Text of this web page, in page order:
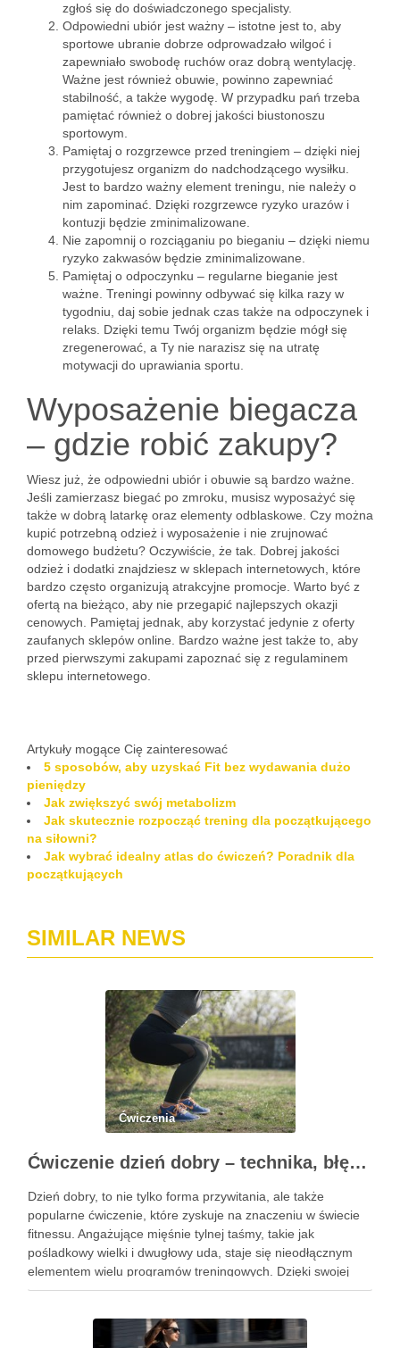
zgłoś się do doświadczonego specjalisty.
Odpowiedni ubiór jest ważny – istotne jest to, aby
sportowe ubranie dobrze odprowadzało wilgoć i
zapewniało swobodę ruchów oraz dobrą wentylację.
Ważne jest również obuwie, powinno zapewniać
stabilność, a także wygodę. W przypadku pań trzeba
pamiętać również o dobrej jakości biustonoszu
sportowym.
Pamiętaj o rozgrzewce przed treningiem – dzięki niej
przygotujesz organizm do nadchodzącego wysiłku.
Jest to bardzo ważny element treningu, nie należy o
nim zapominać. Dzięki rozgrzewce ryzyko urazów i
kontuzji będzie zminimalizowane.
Nie zapomnij o rozciąganiu po bieganiu – dzięki niemu
ryzyko zakwasów będzie zminimalizowane.
Pamiętaj o odpoczynku – regularne bieganie jest
ważne. Treningi powinny odbywać się kilka razy w
tygodniu, daj sobie jednak czas także na odpoczynek i
relaks. Dzięki temu Twój organizm będzie mógł się
zregenerować, a Ty nie narazisz się na utratę
motywacji do uprawiania sportu.
Wyposażenie biegacza
– gdzie robić zakupy?
Wiesz już, że odpowiedni ubiór i obuwie są bardzo ważne.
Jeśli zamierzasz biegać po zmroku, musisz wyposażyć się
także w dobrą latarkę oraz elementy odblaskowe. Czy można
kupić potrzebną odzież i wyposażenie i nie zrujnować
domowego budżetu? Oczywiście, że tak. Dobrej jakości
odzież i dodatki znajdziesz w sklepach internetowych, które
bardzo często organizują atrakcyjne promocje. Warto być z
ofertą na bieżąco, aby nie przegapić najlepszych okazji
cenowych. Pamiętaj jednak, aby korzystać jedynie z oferty
zaufanych sklepów online. Bardzo ważne jest także to, aby
przed pierwszymi zakupami zapoznać się z regulaminem
sklepu internetowego.
Artykuły mogące Cię zainteresować
5 sposobów, aby uzyskać Fit bez wydawania dużo
pieniędzy
Jak zwiększyć swój metabolizm
Jak skutecznie rozpocząć trening dla początkującego
na siłowni?
Jak wybrać idealny atlas do ćwiczeń? Poradnik dla
początkujących
SIMILAR NEWS
Ćwiczenia
Ćwiczenie dzień dobry – technika, błędy i korzyści zdrowotne
Dzień dobry, to nie tylko forma przywitania, ale także
popularne ćwiczenie, które zyskuje na znaczeniu w świecie
fitnessu. Angażujące mięśnie tylnej taśmy, takie jak
pośladkowy wielki i dwugłowy uda, staje się nieodłącznym
elementem wielu programów treningowych. Dzięki swojej
złożoności, ćwiczenie to pozwala na rozwijanie siły oraz